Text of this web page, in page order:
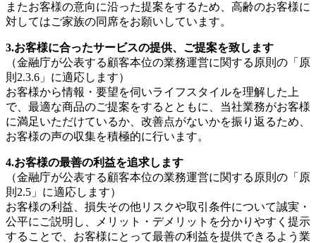
またお客様の意向に沿った提案をするため、高齢のお客様に
対してはご家族の同席をお願いしています。
3.お客様に合ったサービスの提供、ご提案を致します
（金融庁が公表する顧客本位の業務運営に関する原則の「原
則 2.3.6 」に適応します）
お客様から情報・要望を伺いライフスタイルを理解した上
で、最適な商品のご提案をするとともに、当社業務がお客様
に満足いただけているか、改善点がないかを振り返るため、
お客様の声の収集を積極的に行います。
4.お客様の最善の利益を追求します
（金融庁が公表する顧客本位の業務運営に関する原則の「原
則 2.5 」に適応します）
お客様の利益、損失その他リスクや取引条件について誠実・
公平にご説明し、メリット・デメリットを分かりやすく提示
することで、お客様にとって最善の利益を提供できるよう業